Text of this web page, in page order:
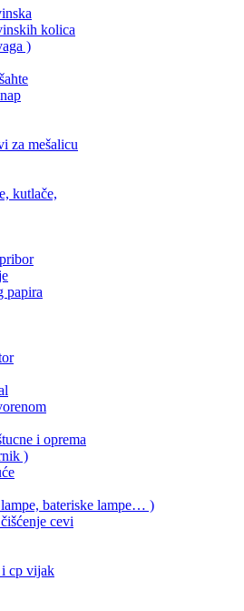
kolica
)
za mešalicu
kutlače,
papira
i oprema
)
bateriske lampe… )
cevi
i cp vijak